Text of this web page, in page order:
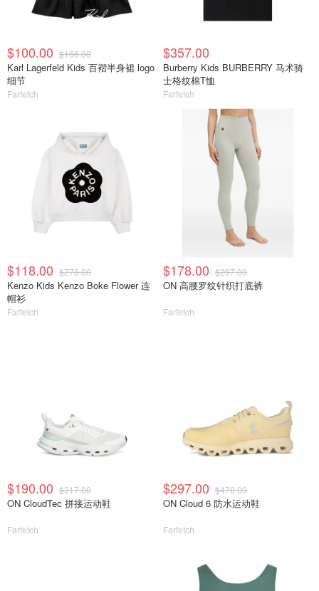
$100.00 $166.00
Karl Lagerfeld Kids 百褶半身裙 logo
细节
Farfetch
$357.00
Burberry Kids BURBERRY 马术骑
士格纹棉T恤
Farfetch
$118.00 $278.00
Kenzo Kids Kenzo Boke Flower 连
帽衫
Farfetch
$178.00 $297.00
ON 高腰罗纹针织打底裤
Farfetch
$190.00 $317.00
ON CloudTec 拼接运动鞋
Farfetch
$297.00 $470.00
ON Cloud 6 防水运动鞋
Farfetch